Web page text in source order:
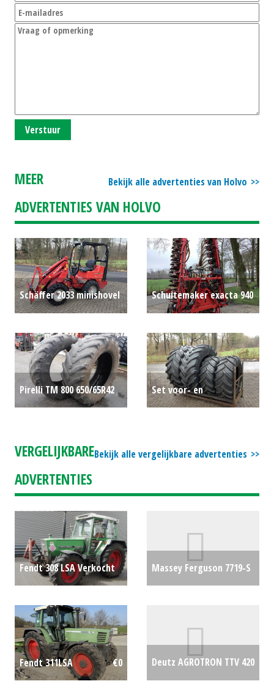
Verstuur
Bekijk alle advertenties van Holvo
MEER
ADVERTENTIES VAN HOLVO
Schäffer 2033 minishovel
Schuitemaker exacta 940
Pirelli TM 800 650/65R42
Set voor- en
Bekijk alle vergelijkbare advertenties
VERGELIJKBARE
ADVERTENTIES
Fendt 308 LSA Verkocht
Massey Ferguson 7719-S
Fendt 311LSA €0
Deutz AGROTRON TTV 420